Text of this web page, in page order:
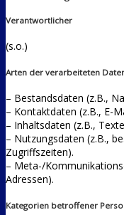
Verantwortlicher
(s.o.)
Arten der verarbeiteten
– Bestandsdaten (z.B.,
– Kontaktdaten (z.B., E-
– Inhaltsdaten (z.B.,
– Nutzungsdaten (z.B.,
Zugriffszeiten).
– Meta-/
Adressen).
Kategorien betroffener